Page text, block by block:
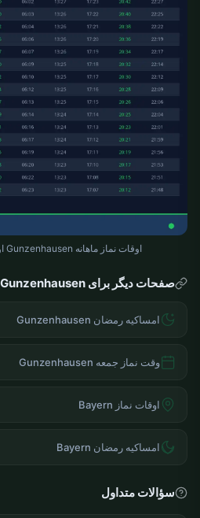
اوقات نماز ماهانه Gunzenhausen اوت 2026 — اوقات نماز
صفحات دیگر برای Gunzenhausen
امساکیه رمضان Gunzenhausen
وقت نماز جمعه Gunzenhausen
اوقات نماز Bayern
امساکیه رمضان Bayern
سؤالات متداول